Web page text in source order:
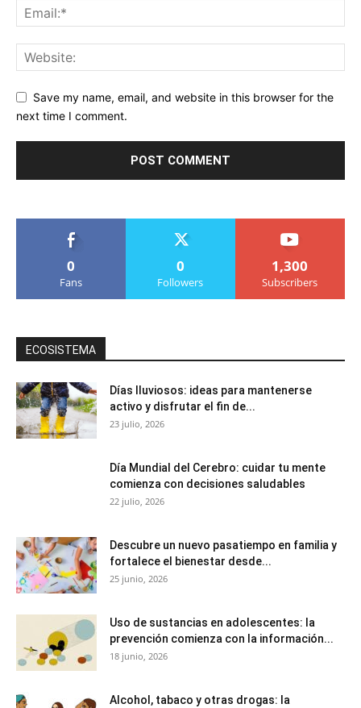
Save my name, email, and website in this browser for the
next time I comment.
0
Fans
0
Followers
1,300
Subscribers
ECOSISTEMA
Días lluviosos: ideas para mantenerse
activo y disfrutar el fin de...
23 julio, 2026
Día Mundial del Cerebro: cuidar tu mente
comienza con decisiones saludables
22 julio, 2026
Descubre un nuevo pasatiempo en familia y
fortalece el bienestar desde...
25 junio, 2026
Uso de sustancias en adolescentes: la
prevención comienza con la información...
18 junio, 2026
Alcohol, tabaco y otras drogas: la